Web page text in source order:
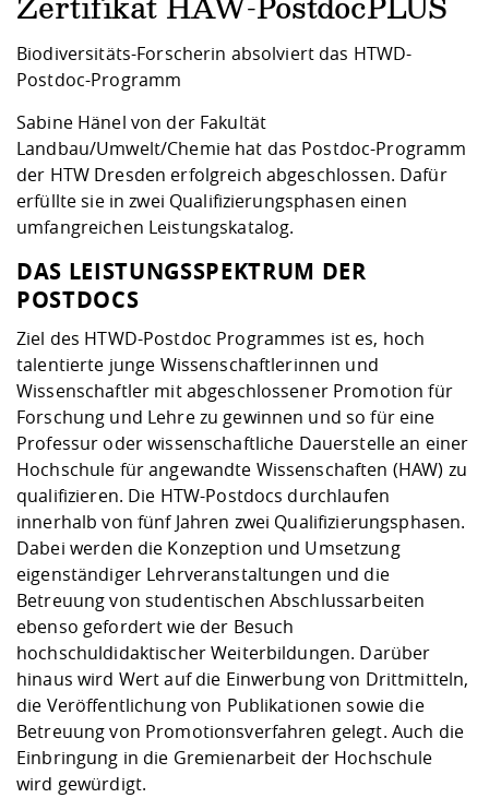
Vorbereitung
Studien- und
und Physik
Fremdsprachen
Jobs, Praktika,
Studieren in
Studentenwerk
Arbeit
Career Service
Formulare und
Formulare und
FIS -
Prototyping und
Kooperationen
Kontakt &
Klimaschutz &
Gremien und
Informatik/
Maschinenbau
Angebote für Unternehmen
Kontakt und Anfahrt
Qualitätssicherung
Zertifikat HAW-PostdocPLUS
Biodiversitäts-Forscherin absolviert das HTWD-
Postdoc-Programm
Sabine Hänel von der Fakultät
Landbau/Umwelt/Chemie hat das Postdoc-Programm
der HTW Dresden erfolgreich abgeschlossen. Dafür
erfüllte sie in zwei Qualifizierungsphasen einen
umfangreichen Leistungskatalog.
DAS LEISTUNGSSPEKTRUM DER
POSTDOCS
Ziel des HTWD-Postdoc Programmes ist es, hoch
talentierte junge Wissenschaftlerinnen und
Wissenschaftler mit abgeschlossener Promotion für
Forschung und Lehre zu gewinnen und so für eine
Professur oder wissenschaftliche Dauerstelle an einer
Hochschule für angewandte Wissenschaften (HAW) zu
qualifizieren. Die HTW-Postdocs durchlaufen
innerhalb von fünf Jahren zwei Qualifizierungsphasen.
Dabei werden die Konzeption und Umsetzung
eigenständiger Lehrveranstaltungen und die
Betreuung von studentischen Abschlussarbeiten
ebenso gefordert wie der Besuch
hochschuldidaktischer Weiterbildungen. Darüber
hinaus wird Wert auf die Einwerbung von Drittmitteln,
die Veröffentlichung von Publikationen sowie die
Betreuung von Promotionsverfahren gelegt. Auch die
Einbringung in die Gremienarbeit der Hochschule
wird gewürdigt.